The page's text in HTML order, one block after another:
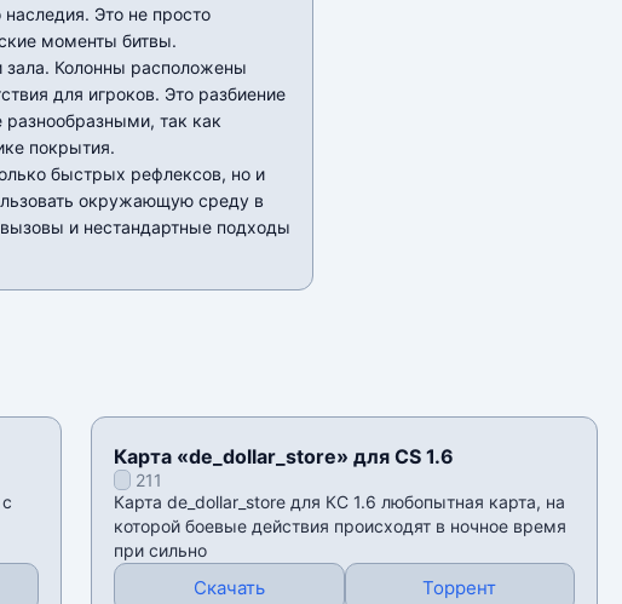
Это не просто
моменты битвы.
зала. Колонны расположены
для игроков. Это разбиение
так как
покрытия.
быстрых рефлексов, но и
окружающую среду в
и нестандартные подходы
Карта «de_dollar_store» для CS 1.6
211
Карта de_dollar_store для КС 1.6 любопытная карта, на
которой боевые действия происходят в ночное время
при сильно
Скачать Торрент